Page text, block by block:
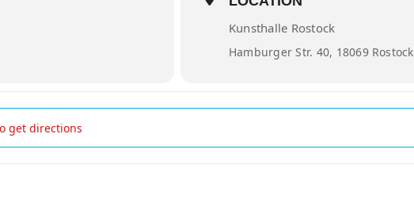
Kunsthalle Rostock
Hamburger Str. 40, 18069 Rostock
Hans Ticha []